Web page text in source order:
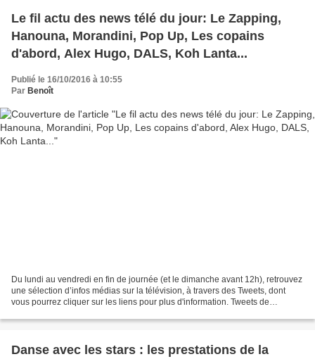
Le fil actu des news télé du jour: Le Zapping,
Hanouna, Morandini, Pop Up, Les copains
d'abord, Alex Hugo, DALS, Koh Lanta...
Publié le 16/10/2016 à 10:55
Par Benoît
Du lundi au vendredi en fin de journée (et le dimanche avant 12h), retrouvez
une sélection d’infos médias sur la télévision, à travers des Tweets, dont
vous pourrez cliquer sur les liens pour plus d'information. Tweets de
Danse avec les stars : les prestations de la